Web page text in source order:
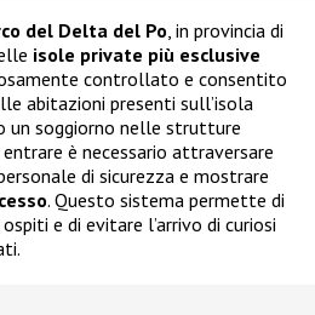
del Delta del Po, in provincia di
isole private più esclusive
controllato e consentito
abitazioni presenti sull’isola
un soggiorno nelle strutture
è necessario attraversare
di sicurezza e mostrare
. Questo sistema permette di
e di evitare l’arrivo di curiosi